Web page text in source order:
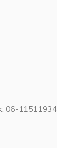
06-11511934